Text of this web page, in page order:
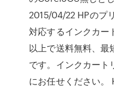
2015/04/22 HPのプ
対応するインクカー
以上で送料無料、最
です。インクカート
にお任せください。